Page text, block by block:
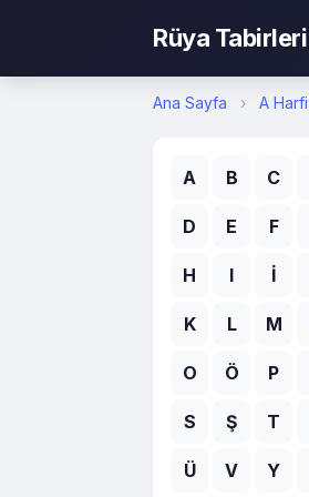
Rüya Tabirleri
Ana Sayfa › A Harfi
A B C
D E F
H I İ
K L M
O Ö P
S Ş T
Ü V Y